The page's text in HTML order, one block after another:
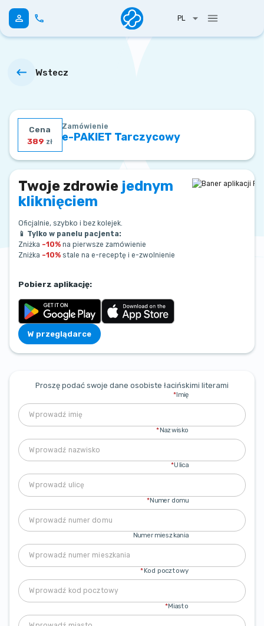
PL
Wstecz
Cena
389 zł
Zamówienie
e-PAKIET Tarczycowy
Twoje zdrowie jednym
kliknięciem
Oficjalnie, szybko i bez kolejek.
📱 Tylko w panelu pacjenta:
Zniżka –10% na pierwsze zamówienie
Zniżka –10% stale na e-receptę i e-zwolnienie
Pobierz aplikację:
W przeglądarce
Proszę podać swoje dane osobiste łacińskimi literami
Imię
*
Nazwisko
*
Ulica
*
Numer domu
*
Numer mieszkania
Kod pocztowy
*
Miasto
*